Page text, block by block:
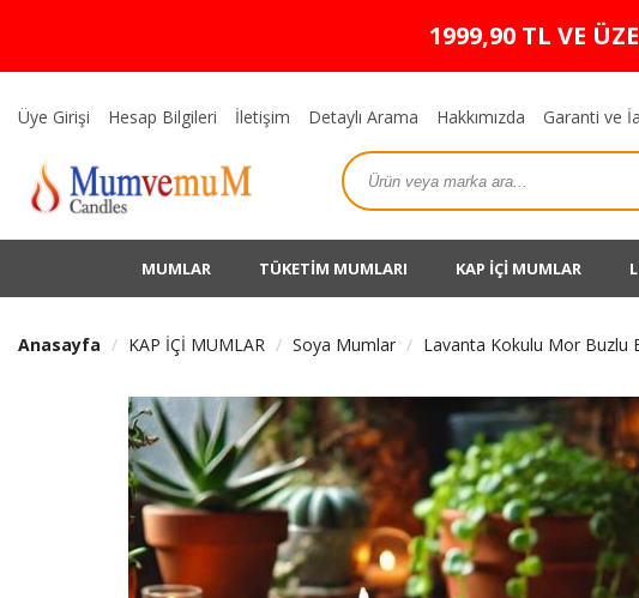
1999,90 TL VE
Üye Girişi Hesap Bilgileri İletişim Detaylı Arama Hakkımızda Garanti ve
MUMLAR TÜKETİM MUMLARI KAP İÇİ MUMLAR
Anasayfa KAP İÇİ MUMLAR Soya Mumlar Lavanta Kokulu Mor Buzlu